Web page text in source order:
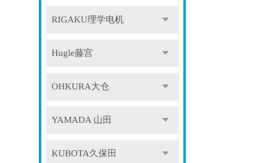
RIGAKU理学电机
Hugle藤宫
OHKURA大仓
YAMADA 山田
KUBOTA久保田